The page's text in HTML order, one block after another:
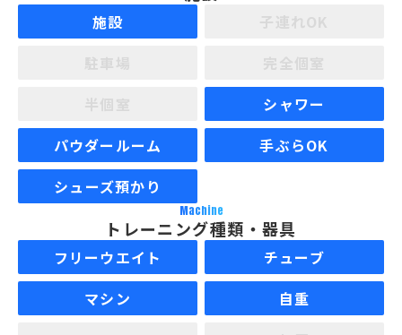
施設
シャワー
パウダールーム
手ぶらOK
シューズ預かり
Machine
トレーニング種類・器具
フリーウエイト
チューブ
マシン
自重